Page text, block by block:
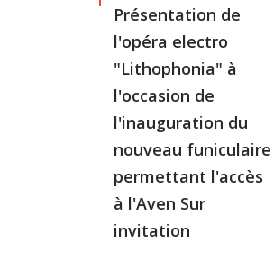
Présentation de
l'opéra electro
"Lithophonia" à
l'occasion de
l'inauguration du
nouveau funiculaire
permettant l'accès
à l'Aven Sur
invitation